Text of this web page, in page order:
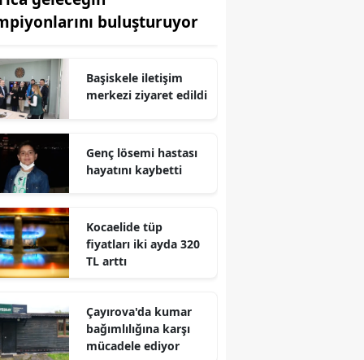
Edirne
Erzincan
Eskişehir
Giresun
Gümüşhane
Hatay
Isparta
buluşturuyor
Başiskele iletişim
merkezi ziyaret edildi
Genç lösemi hastası
hayatını kaybetti
Kocaelide tüp
fiyatları iki ayda 320
TL arttı
Çayırova'da kumar
bağımlılığına karşı
mücadele ediyor